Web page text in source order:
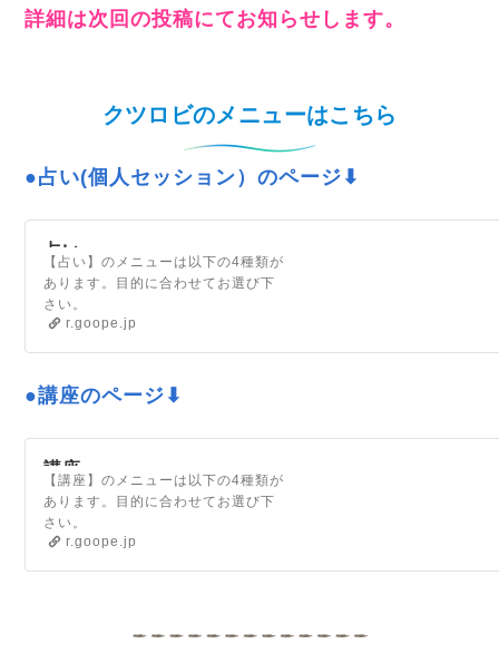
詳細は次回の投稿にてお知らせします。
クツロビのメニューはこちら
●占い(個人セッション）のページ⬇
占い
【占い】のメニューは以下の4種類が
あります。目的に合わせてお選び下
さい。
★★★★★★★★★★★★★★★★
い●誕生...
r.goope.jp
●講座のページ⬇
講座
【講座】のメニューは以下の4種類が
あります。目的に合わせてお選び下
さい。
★★★★★★★★★★★★★★★★
r.goope.jp